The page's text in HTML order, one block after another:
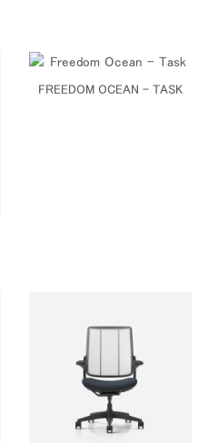
リファレンスコード
FREEDOM OCEAN - TASK